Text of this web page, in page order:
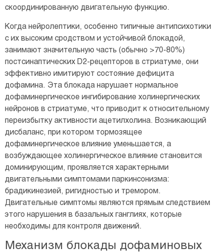
скоординированную двигательную функцию.
Когда нейролептики, особенно типичные антипсихотики
с их высоким сродством и устойчивой блокадой,
занимают значительную часть (обычно >70-80%)
постсинаптических D2-рецепторов в стриатуме, они
эффективно имитируют состояние дефицита
дофамина. Эта блокада нарушает нормальное
дофаминергическое ингибирование холинергических
нейронов в стриатуме, что приводит к относительному
переизбытку активности ацетилхолина. Возникающий
дисбаланс, при котором тормозящее
дофаминергическое влияние уменьшается, а
возбуждающее холинергическое влияние становится
доминирующим, проявляется характерными
двигательными симптомами паркинсонизма:
брадикинезией, ригидностью и тремором.
Двигательные симптомы являются прямым следствием
этого нарушения в базальных ганглиях, которые
необходимы для контроля движений.
Механизм блокады дофаминовых